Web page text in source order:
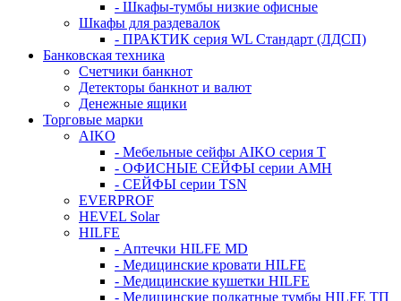
- Шкафы-тумбы низкие офисные
Шкафы для раздевалок
- ПРАКТИК серия WL Стандарт (ЛДСП)
Банковская техника
Счетчики банкнот
Детекторы банкнот и валют
Денежные ящики
Торговые марки
AIKO
- Мебельные сейфы AIKO серия Т
- ОФИСНЫЕ СЕЙФЫ серии AMH
- СЕЙФЫ серии TSN
EVERPROF
HEVEL Solar
HILFE
- Аптечки HILFE MD
- Медицинские кровати HILFE
- Медицинские кушетки HILFE
- Медицинские подкатные тумбы HILFE ТП